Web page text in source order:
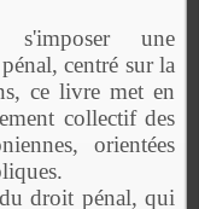
s'imposer une
centré sur la
ce livre met en
collectif des
orientées
droit pénal, qui